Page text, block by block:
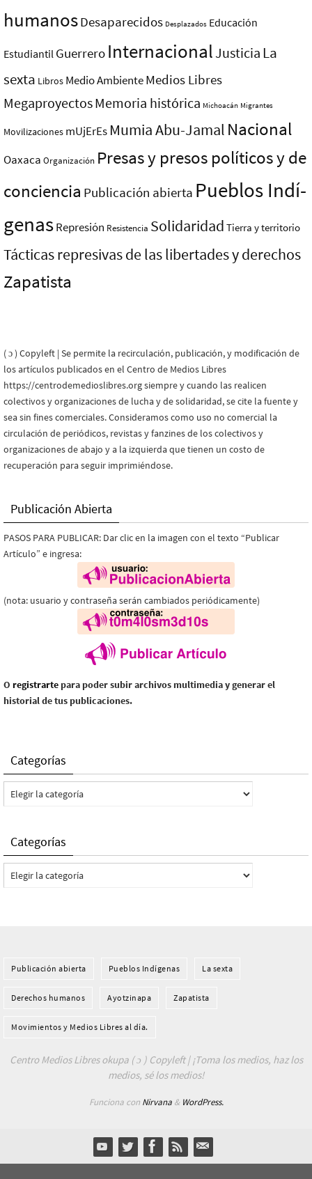
humanosDesaparecidos Desplazados Educación
Estudiantil Guerrero InternacionalJusticia La
sexta Libros Medio AmbienteMedios Libres
MegaproyectosMemoria histórica Michoacán Migrantes
Movilizaciones mUjErEs Mumia Abu-Jamal Nacional
Oaxaca Organización Presas y presos polí­ticos y de
conciencia Publicación abierta Pueblos Indí­
genasRepresión Resistencia Solidaridad Tierra y territorio
Tácticas represivas de las libertades y derechos
Zapatista
( ɔ ) Copyleft | Se permite la recirculación, publicación, y modificación de
los artículos publicados en el Centro de Medios Libres
https://centrodemedioslibres.org siempre y cuando las realicen
colectivos y organizaciones de lucha y de solidaridad, se cite la fuente y
sea sin fines comerciales. Consideramos como uso no comercial la
circulación de periódicos, revistas y fanzines de los colectivos y
organizaciones de abajo y a la izquierda que tienen un costo de
recuperación para seguir imprimiéndose.
Publicación Abierta
PASOS PARA PUBLICAR: Dar clic en la imagen con el texto “Publicar
Artículo” e ingresa:
(nota: usuario y contraseña serán cambiados periódicamente)
O registrarte para poder subir archivos multimedia y generar el
historial de tus publicaciones.
Categorías
Categorías
Categorías
Categorías
Publicación abierta Pueblos Indí­genas La sexta
Derechos humanos Ayotzinapa Zapatista
Movimientos y Medios Libres al día.
Centro Medios Libres okupa ( ɔ ) Copyleft | ¡Toma los medios, haz los
medios, sé los medios!
Funciona con Nirvana& WordPress.